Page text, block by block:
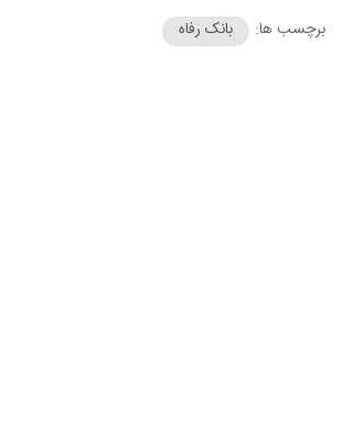
برچسب ها: بانک رفاه